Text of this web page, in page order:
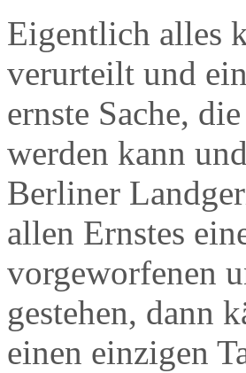
Eigentlich alles
verurteilt und
ernste Sache,
werden kann
Berliner
allen Ernstes
vorgeworfenen
gestehen, dann
einen einzigen